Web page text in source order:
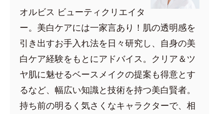
オルビス ビューティクリエイタ
ー。美白ケアには一家言あり！肌の透明感を
引き出すお手入れ法を日々研究し、自身の美
白ケア経験をもとにアドバイス。クリア＆ツ
ヤ肌に魅せるベースメイクの提案も得意とす
るなど、幅広い知識と技術を持つ美白賢者。
持ち前の明るく気さくなキャラクターで、相